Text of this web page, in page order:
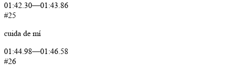
01:42.30—01:43.86
#25
cuida de mí
01:44.98—01:46.58
#26